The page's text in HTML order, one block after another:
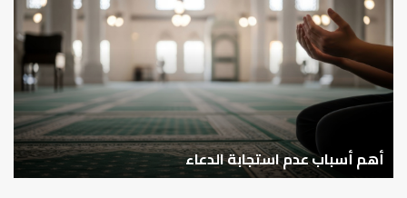
أسباب
عدم
استجابة
الدعاء
أهم أسباب عدم استجابة الدعاء
بن